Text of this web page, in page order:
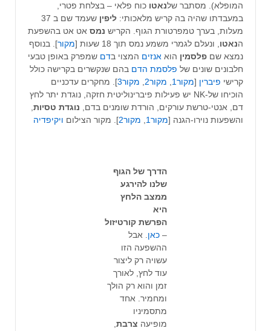
המופלא). מסתבר שלנאטו כוח פלאי – בצלחת פטרי,
במעבדתו שהיה בה קריש מלאכותי: ליפין
שעמד שם ב 37
מעלות, בערך טמפרטורת הגוף. הקריש נמס אט אט בהשפעת
הנאטו , ונעלם לגמרי משמע נמס תוך 18 שעות [ מקור]. בנוסף
נמצא שם פלסמין הוא אנזים המצוי בדם שמפרק באופן טבעי
חלבונים שונים של פלסמת הדם בהם שנקשרים בקרישה כולל
קרישי פיברין [מקור1 מקור2 מקור3 ]. מחקרים עדכניים
הוכיחו של-NK יש פעילות פיברינוליטית חזקה, נוגדת יתר לחץ
דם, אנטי-טרשת עורקים, הורדת שומנים בדם, נוגדת טסיות
והשפעות נוירו-הגנה [מקור1 מקור2 ]. מקור הצילום ויקיפדיה
הדרך של הגוף
שלנו להירגע
ממצב הלחץ
היא
הפרשת קורטיזול
–כאן. אבל
ההשפעה הזו
עשויה רק ליצור
עוד לחץ, לאורך
זמן והוא רק הולך
ומחמיר. אחד
מתסמיניו
מופיעה צרבת,